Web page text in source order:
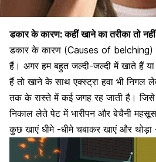
डकार के कारण: कहीं खाने का तरीका तो
डकार के कारण (Causes of belching)
हैं। अगर हम बहुत जल्दी-जल्दी में खाते हैं
हैंतो खाने के साथ एक्स्ट्रा हवा भी
तक के रास्ते में कई जगह रह जाती है।
निकाल लेते पेट में भारीपन और बेचैनी
कुछ खाएं धीमे -धीमे चबाकर खाएंऔर थोड़ा